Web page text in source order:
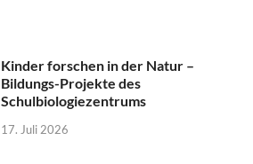
Kinder forschen in der Natur –
Bildungs-Projekte des
Schulbiologiezentrums
17. Juli 2026